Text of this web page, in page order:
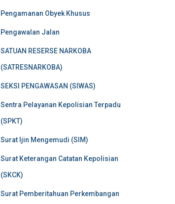
Pengamanan Obyek Khusus
Pengawalan Jalan
SATUAN RESERSE NARKOBA
(SATRESNARKOBA)
SEKSI PENGAWASAN (SIWAS)
Sentra Pelayanan Kepolisian Terpadu
(SPKT)
Surat Ijin Mengemudi (SIM)
Surat Keterangan Catatan Kepolisian
(SKCK)
Surat Pemberitahuan Perkembangan